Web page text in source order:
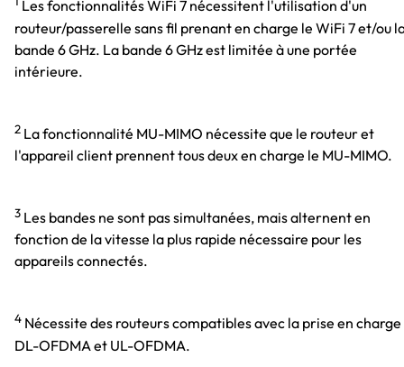
Les fonctionnalités WiFi 7 nécessitent l'utilisation d'un
routeur/passerelle sans fil prenant en charge le WiFi 7 et/ou
bande 6 GHz. La bande 6 GHz est limitée à une portée
intérieure.
2 La fonctionnalité MU-MIMO nécessite que le routeur et
l'appareil client prennent tous deux en charge le MU-MIMO.
3 Les bandes ne sont pas simultanées, mais alternent en
fonction de la vitesse la plus rapide nécessaire pour les
appareils connectés.
4 Nécessite des routeurs compatibles avec la prise en charge
DL-OFDMA et UL-OFDMA.